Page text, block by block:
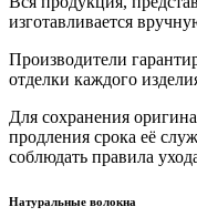
изготавливается
Производители
отделки каждого
Для сохранения
продления срока её
соблюдать правила
Натуральные волокна